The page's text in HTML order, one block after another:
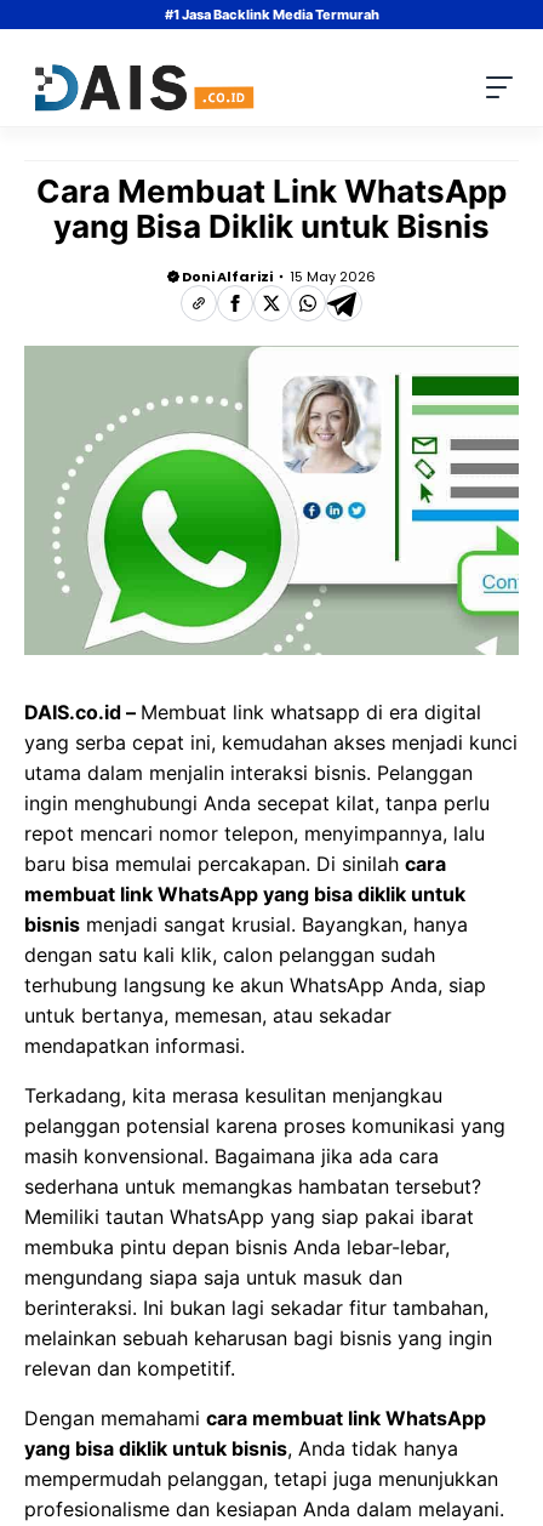
content
#1 Jasa Backlink Media Termurah
Cara Membuat Link WhatsApp
yang Bisa Diklik untuk Bisnis
Doni Alfarizi 15 May 2026
DAIS.co.id – Membuat link whatsapp di era digital
yang serba cepat ini, kemudahan akses menjadi kunci
utama dalam menjalin interaksi bisnis. Pelanggan
ingin menghubungi Anda secepat kilat, tanpa perlu
repot mencari nomor telepon, menyimpannya, lalu
baru bisa memulai percakapan. Di sinilah cara
membuat link WhatsApp yang bisa diklik untuk
bisnis menjadi sangat krusial. Bayangkan, hanya
dengan satu kali klik, calon pelanggan sudah
terhubung langsung ke akun WhatsApp Anda, siap
untuk bertanya, memesan, atau sekadar
mendapatkan informasi.
Terkadang, kita merasa kesulitan menjangkau
pelanggan potensial karena proses komunikasi yang
masih konvensional. Bagaimana jika ada cara
sederhana untuk memangkas hambatan tersebut?
Memiliki tautan WhatsApp yang siap pakai ibarat
membuka pintu depan bisnis Anda lebar-lebar,
mengundang siapa saja untuk masuk dan
berinteraksi. Ini bukan lagi sekadar fitur tambahan,
melainkan sebuah keharusan bagi bisnis yang ingin
relevan dan kompetitif.
Dengan memahami cara membuat link WhatsApp
yang bisa diklik untuk bisnis, Anda tidak hanya
mempermudah pelanggan, tetapi juga menunjukkan
profesionalisme dan kesiapan Anda dalam melayani.